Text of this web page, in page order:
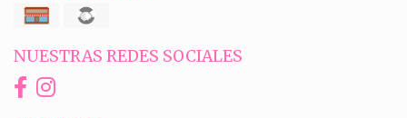
NUESTRAS REDES SOCIALES